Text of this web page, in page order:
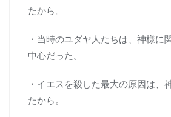
たから。
・当時のユダヤ人たちは、神様に
中心だった。
・イエスを殺した最大の原因は、
たから。